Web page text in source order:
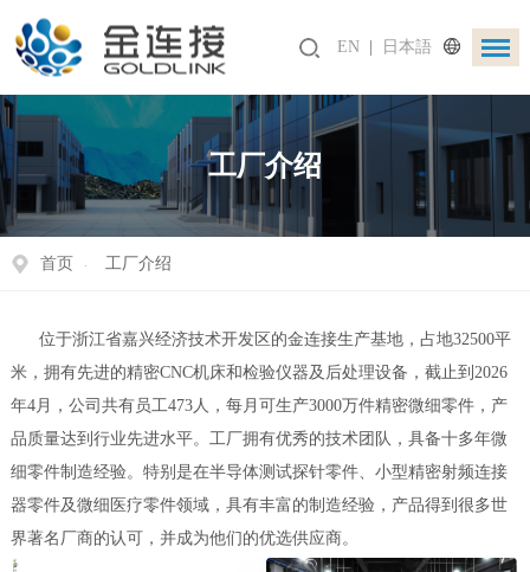
EN 日本語
工厂介绍
首页 工厂介绍
位于浙江省嘉兴经济技术开发区的金连接生产基地，占地32500平
米，拥有先进的精密CNC机床和检验仪器及后处理设备，截止到2026
年4月，公司共有员工473人，每月可生产3000万件精密微细零件，产
品质量达到行业先进水平。工厂拥有优秀的技术团队，具备十多年微
细零件制造经验。特别是在半导体测试探针零件、小型精密射频连接
器零件及微细医疗零件领域，具有丰富的制造经验，产品得到很多世
界著名厂商的认可，并成为他们的优选供应商。